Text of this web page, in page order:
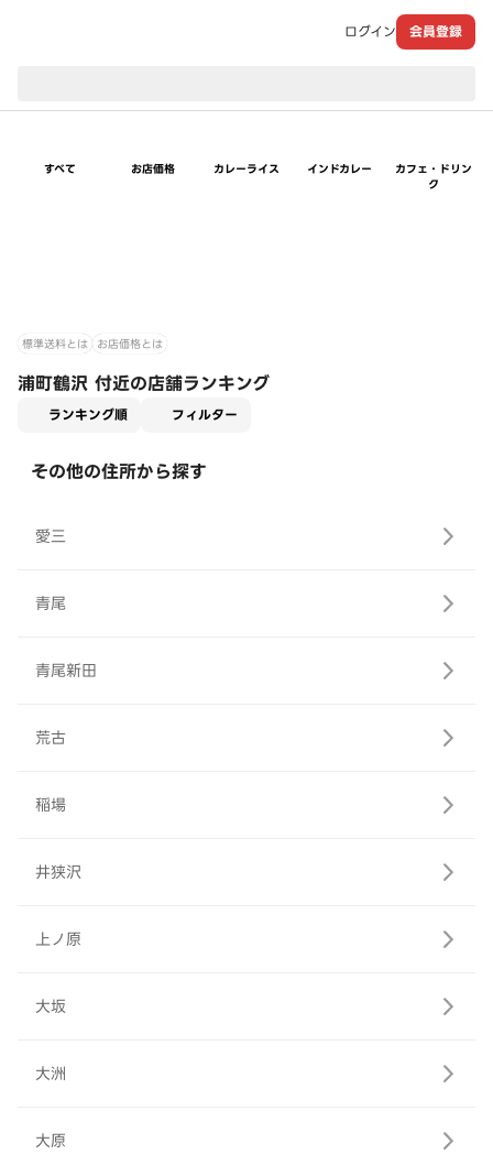
ログイン 会員登録
すべて お店価格 カレーライス インドカレー
カフェ・ドリン
ク
標準送料とは お店価格とは
浦町鶴沢 付近の店舗ランキング
ランキング順 フィルター
その他の住所から探す
愛三
青尾
青尾新田
荒古
稲場
井狭沢
上ノ原
大坂
大洲
大原